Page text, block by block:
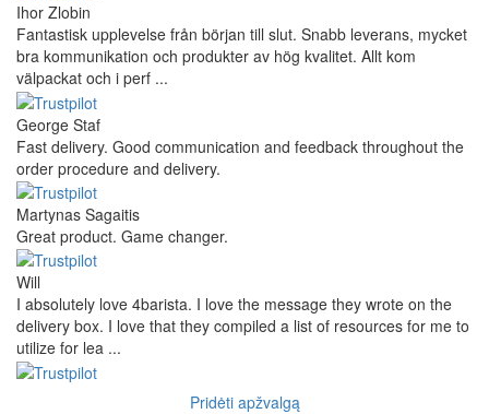
Ihor Zlobin
Fantastisk upplevelse från början till slut. Snabb leverans, mycket
bra kommunikation och produkter av hög kvalitet. Allt kom
välpackat och i perf ...
George Staf
Fast delivery. Good communication and feedback throughout the
order procedure and delivery.
Martynas Sagaitis
Great product. Game changer.
Will
I absolutely love 4barista. I love the message they wrote on the
delivery box. I love that they compiled a list of resources for me to
utilize for lea ...
Pridėti apžvalgą